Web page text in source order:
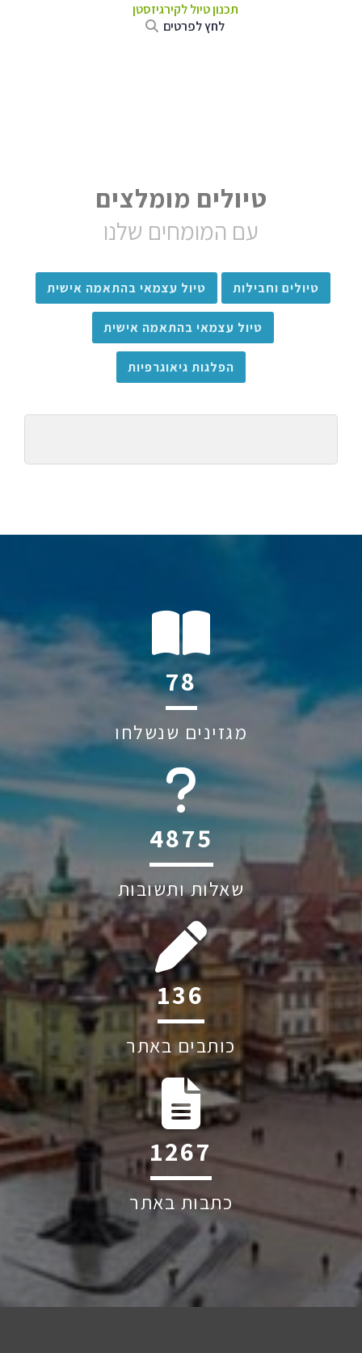
תכנון טיוללקירגיזסטן
לחץ לפרטים
טיולים מומלצים
עם המומחים שלנו
טיולים וחבילות טיול עצמאי בהתאמה אישית
טיול עצמאי בהתאמה אישית
הפלגות גיאוגרפיות
118
מגזינים שנשלחו
6045
שאלות ותשובות
206
כותבים באתר
1917
כתבות באתר